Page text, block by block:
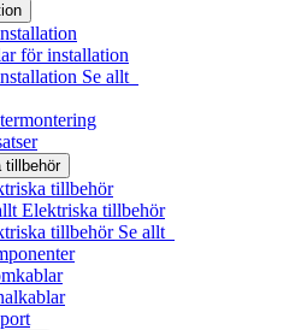
för installation
Se allt
tillbehör
tillbehör
Elektriska tillbehör
tillbehör Se allt